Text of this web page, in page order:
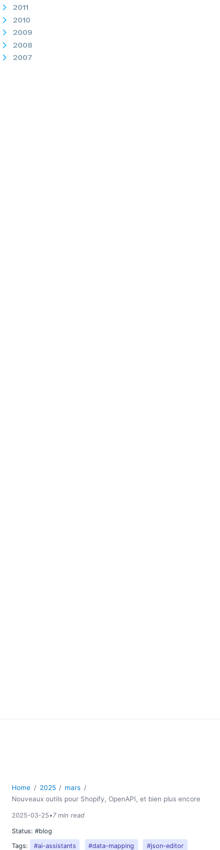
2011
2010
2009
2008
2007
Home 2025
mars
Nouveaux outils pour Shopify, OpenAPI, et bien plus encore
2025-03-25•7 min read
Status: #blog
Tags:
#ai-assistants #data-mapping #json-editor